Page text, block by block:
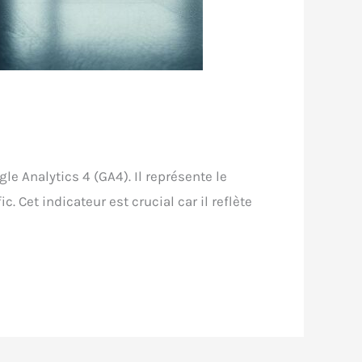
Analytics 4 (GA4). Il représente le
Cet indicateur est crucial car il reflète